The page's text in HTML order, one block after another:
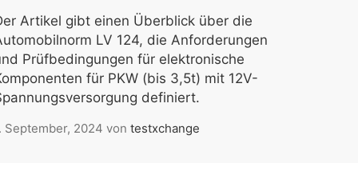
Artikel gibt einen Überblick über die
LV 124, die Anforderungen
Prüfbedingungen für elektronische
für PKW (bis 3,5t) mit 12V-
definiert.
September, 2024 von testxchange